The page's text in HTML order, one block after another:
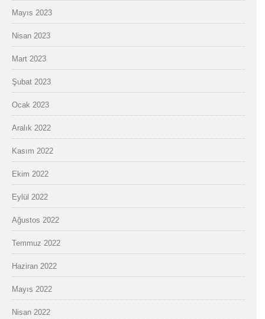
Mayıs 2023
Nisan 2023
Mart 2023
Şubat 2023
Ocak 2023
Aralık 2022
Kasım 2022
Ekim 2022
Eylül 2022
Ağustos 2022
Temmuz 2022
Haziran 2022
Mayıs 2022
Nisan 2022